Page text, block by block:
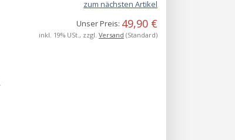
zum nächsten Artikel
Unser Preis: 49,90 €
inkl. 19% USt., zzgl. Versand (Standard)